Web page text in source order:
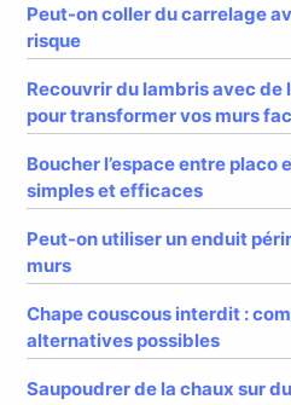
Peut-on coller du carrelage
risque
Recouvrir du lambris avec de
pour transformer vos murs
Boucher l’espace entre placo
simples et efficaces
Peut-on utiliser un enduit
murs
Chape couscous interdit :
alternatives possibles
Saupoudrer de la chaux sur